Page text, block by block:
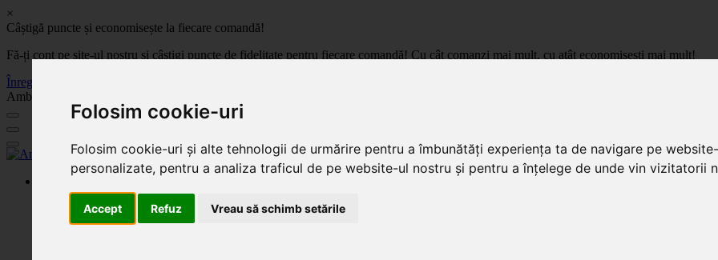
Folosim cookie-uri
Folosim cookie-uri și alte tehnologii de urmărire pentru a îmbunătăți experiența ta de navigare pe
personalizate, pentru a analiza traficul de pe website-ul nostru și pentru a înțelege de unde vin vizitatorii
Accept Refuz Vreau să schimb setările
×
Câștigă puncte și economisește la fiecare comandă!
Fă-ți cont pe site-ul nostru și câștigi puncte de fidelitate pentru fiecare comandă! Cu cât comanzi mai mult, cu atât economisești mai mult!
Înregistrează-te acum
Ambalaje, decoratiuni si accesorii pentru flori. Produse de calitate la pret de importator, cu livrare in toata Romania.
Plante artificiale la ghiveci
Ambalaje pentru flori
Flori de săpun